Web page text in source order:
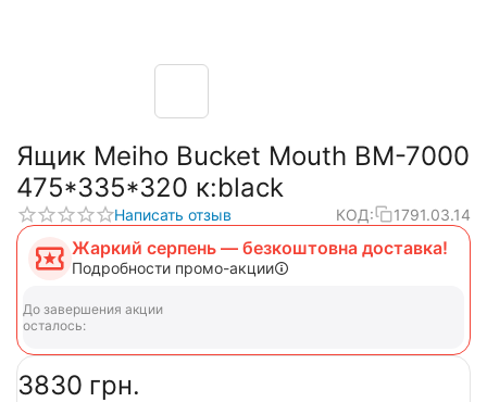
Ящик Meiho Bucket Mouth BM-7000
475*335*320 к:black
Написать отзыв КОД: 1791.03.14
Жаркий серпень — безкоштовна доставка!
Подробности промо-акции
До завершения акции
осталось:
‍3830‍ грн.